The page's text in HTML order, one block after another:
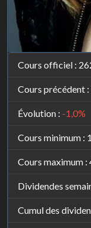
Cours officiel :
Cours précédent :
Évolution : -1,0%
Cours minimum :
Cours maximum :
Dividendes
Cumul des